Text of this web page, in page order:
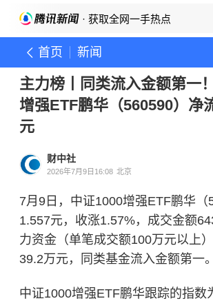
· 获取全网一手热点
首页 新闻
主力榜丨同类流入金额第一
增强ETF鹏华（560590）净
元
财中社
2026年7月9日16:08 北京
7月9日，中证1000增强ETF鹏华（
1.557元，收涨1.57%，成交金额
力资金（单笔成交额100万元以上
39.2万元，同类基金流入金额第一。
中证1000增强ETF鹏华跟踪的指数